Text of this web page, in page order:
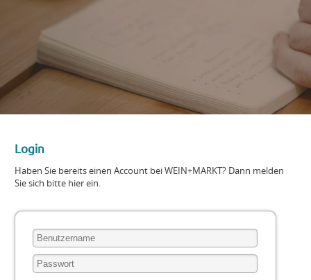
Login
Haben Sie bereits einen Account bei WEIN+MARKT? Dann melden
Sie sich bitte hier ein.